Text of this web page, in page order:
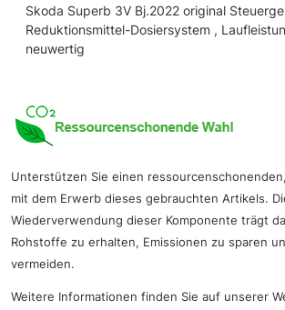
Skoda Superb 3V Bj.2022 original
Reduktionsmittel-Dosiersystem ,
neuwertig
Unterstützen Sie einen
mit dem Erwerb dieses gebrauchten Artikels.
Wiederverwendung dieser Komponente trägt
Rohstoffe zu erhalten, Emissionen zu sparen
vermeiden.
Weitere Informationen finden Sie auf unserer